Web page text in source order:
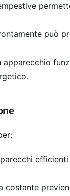
può
apparecchio
costante